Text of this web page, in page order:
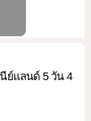
ย์แลนด์ 5 วัน 4